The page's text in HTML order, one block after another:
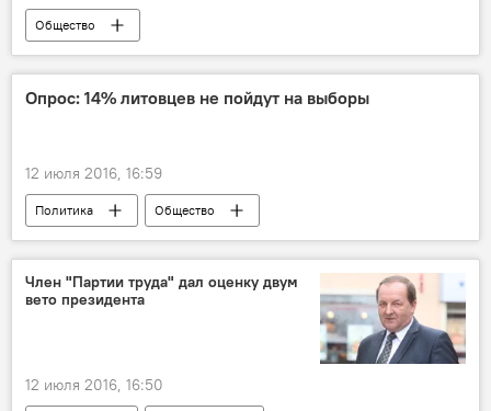
Общество
Новые технологии: реальность или фантастика?
Опрос: 14% литовцев не пойдут на выборы
12 июля 2016, 16:59
Политика
Общество
Выборы в Сейм: осень — перемен восемь
Член "Партии труда" дал оценку двум
вето президента
12 июля 2016, 16:50